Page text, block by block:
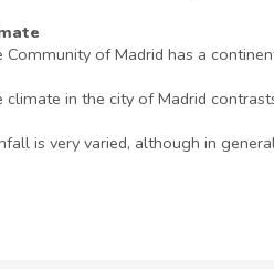
Community of Madrid has a
climate in the city of Madrid
is very varied, although in